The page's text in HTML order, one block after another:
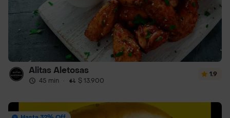
Alitas Aletosas
45 min · $ 13.900
1.9